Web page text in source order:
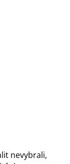
nevybrali,